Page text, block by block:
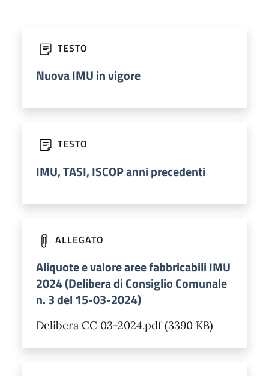
TESTO
Nuova IMU in vigore
TESTO
IMU, TASI, ISCOP anni precedenti
ALLEGATO
Aliquote e valore aree fabbricabili IMU
2024 (Delibera di Consiglio Comunale
n. 3 del 15-03-2024)
Delibera CC 03-2024.pdf (3390 KB)